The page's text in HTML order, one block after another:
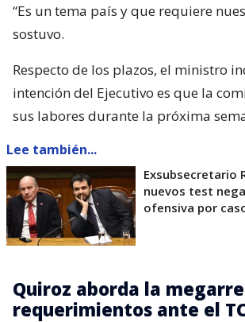
“Es un tema país y que requiere
sostuvo.
Respecto de los plazos, el ministro
intención del Ejecutivo es que la
sus labores durante la próxima
Lee también...
Exsubsecretario
nuevos test
ofensiva por
Quiroz aborda la
requerimientos ante el